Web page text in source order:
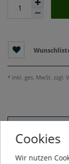
* inkl. ges. MwSt. zzgl.
Weitere Details
Cookies
Wir nutzen